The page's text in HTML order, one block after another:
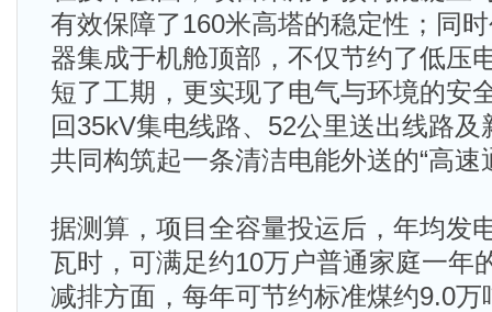
有效保障了160米高塔的稳定性；同
器集成于机舱顶部，不仅节约了低压
短了工期，更实现了电气与环境的安
回35kV集电线路、52公里送出线路
共同构筑起一条清洁电能外送的“高速
据测算，项目全容量投运后，年均发
瓦时，可满足约10万户普通家庭一年
减排方面，每年可节约标准煤约9.0